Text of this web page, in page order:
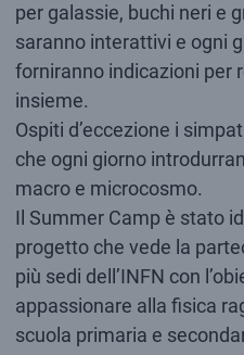
per galassie, buchi neri e
saranno interattivi e ogni
forniranno indicazioni per
insieme.
Ospiti d’eccezione i
che ogni giorno
macro e microcosmo.
Il Summer Camp è stato
progetto che vede la
più sedi dell’INFN con
appassionare alla fisica
scuola primaria e